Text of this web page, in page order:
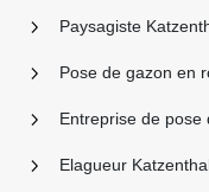
Paysagiste
Pose de gazon en
Entreprise de pose
Elagueur